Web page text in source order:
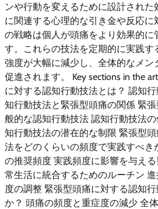
ンや行動を変えるために設計され
に関連する心理的な引き金や反応に
の戦略は個人が頭痛をより効果的に
す。これらの技法を定期的に実践
強度が大幅に減少し、全体的なメン
促進されます。 Key sections in the
に対する認知行動技法とは？ 認知
知行動技法と緊張型頭痛の関係 緊
般的な認知行動技法 認知行動技法
知行動技法の潜在的な制限 緊張型
法をどのくらいの頻度で実践すべき
の推奨頻度 実践頻度に影響を与え
常生活に統合するためのルーチン
度の調整 緊張型頭痛に対する認知
か？ 頭痛の頻度と重症度の減少 全